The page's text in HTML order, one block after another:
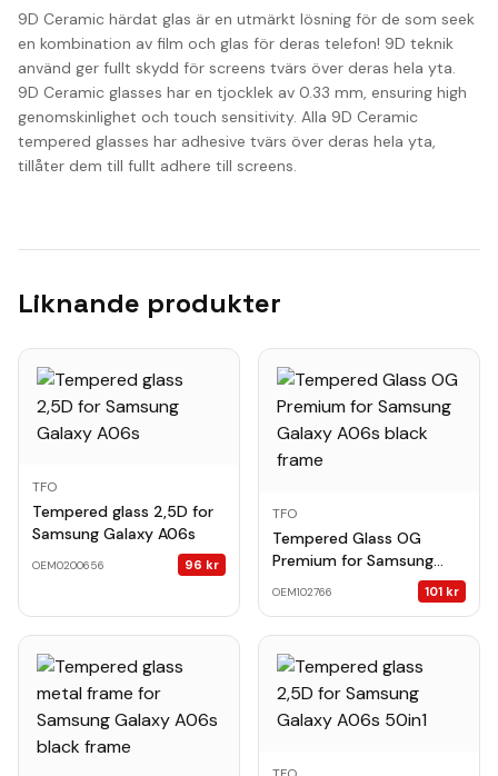
9D Ceramic härdat glas är en utmärkt lösning för de som seek
en kombination av film och glas för deras telefon! 9D teknik
använd ger fullt skydd för screens tvärs över deras hela yta.
9D Ceramic glasses har en tjocklek av 0.33 mm, ensuring high
genomskinlighet och touch sensitivity. Alla 9D Ceramic
tempered glasses har adhesive tvärs över deras hela yta,
tillåter dem till fullt adhere till screens.
Liknande produkter
TFO
Tempered glass 2,5D for
Samsung Galaxy A06s
OEM0200656 96 kr
TFO
Tempered Glass OG
Premium for Samsung
Galaxy A06s black frame
OEM102766 101 kr